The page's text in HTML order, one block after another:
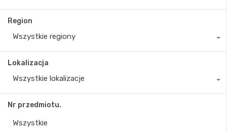
Region
Wszystkie regiony
Lokalizacja
Wszystkie lokalizacje
Nr przedmiotu.